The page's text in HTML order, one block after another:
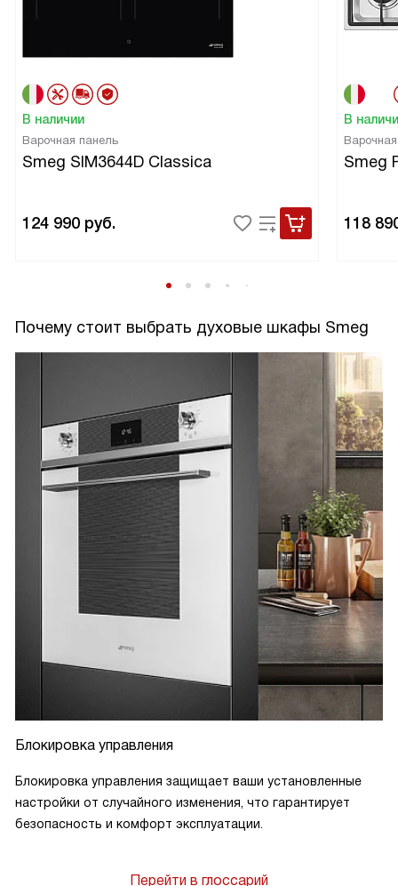
В наличии
Варочная панель
Smeg SIM3644D Classica
124 990 руб.
В
Smeg
118
Почему стоит выбрать духовые шкафы Smeg
Блокировка управления
Блокировка управления защищает ваши установленные
настройки от случайного изменения, что гарантирует
безопасность и комфорт эксплуатации.
Перейти в глоссарий